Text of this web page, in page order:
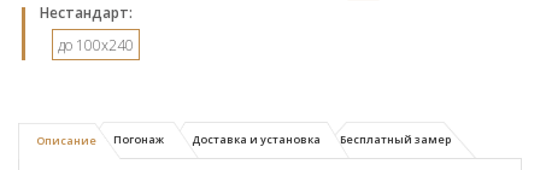
Hестандарт:
до 100x240
Описание Погонаж Доставка и установка Бесплатный замер